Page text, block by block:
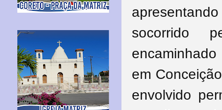
socorrido
em
envolvido